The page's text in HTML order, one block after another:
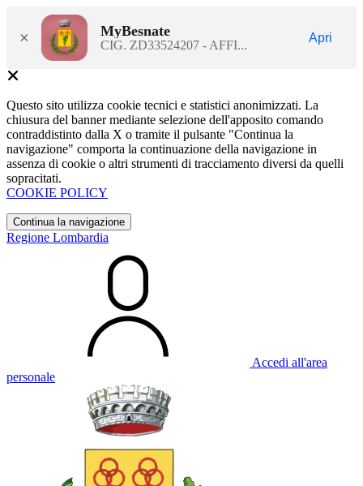
× MyBesnate
CIG. ZD33524207 - AFFI...
Apri
Questo sito utilizza cookie tecnici e statistici anonimizzati. La
chiusura del banner mediante selezione dell'apposito comando
contraddistinto dalla X o tramite il pulsante "Continua la
navigazione" comporta la continuazione della navigazione in
assenza di cookie o altri strumenti di tracciamento diversi da quelli
sopracitati.
COOKIE POLICY
Continua la navigazione
Regione Lombardia
Accedi all'area
personale